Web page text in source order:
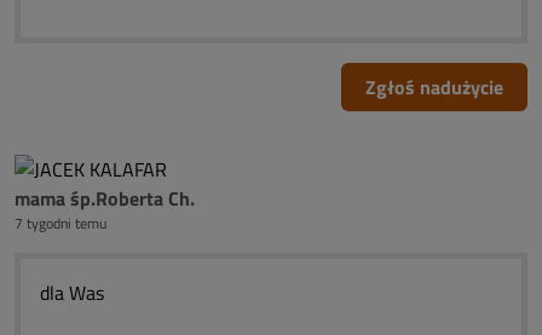
Zgłoś nadużycie
mama śp.Roberta Ch.
7 tygodni temu
dla Was